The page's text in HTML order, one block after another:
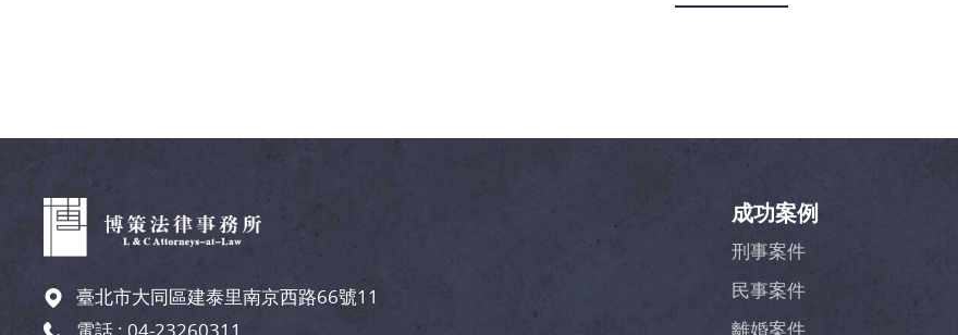
成功案例
刑事案件
民事案件
離婚案件
臺北市大同區建泰里南京西路66號11
電話 : 04-23260311